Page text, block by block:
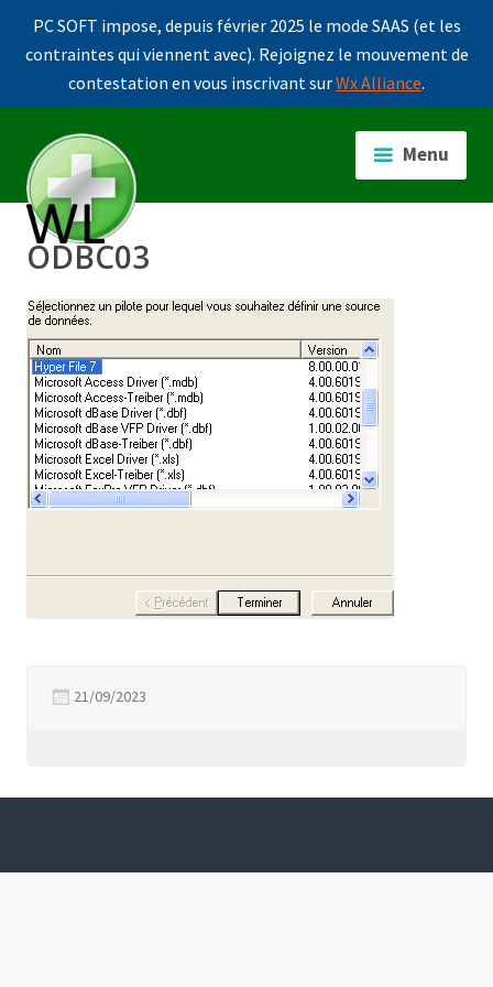
PC SOFT impose, depuis février 2025 le mode SAAS (et les
contraintes qui viennent avec). Rejoignez le mouvement de
contestation en vous inscrivant surWx Alliance.
contenu
principal
Menu
ODBC03
21/09/2023